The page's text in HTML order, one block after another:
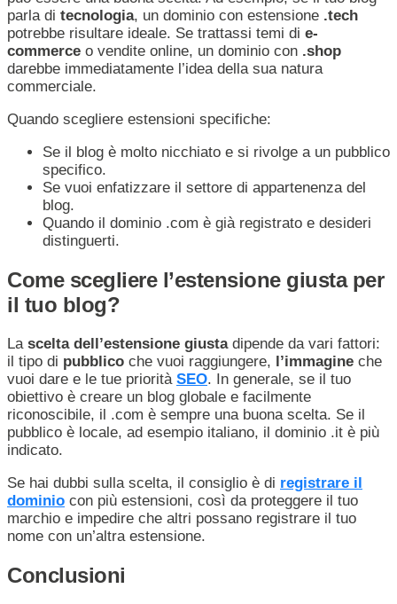
parla di tecnologia, un dominio con estensione .tech
potrebbe risultare ideale. Se trattassi temi di e-
commerce o vendite online, un dominio con .shop
darebbe immediatamente l’idea della sua natura
commerciale.
Quando scegliere estensioni specifiche:
Se il blog è molto nicchiato e si rivolge a un pubblico
specifico.
Se vuoi enfatizzare il settore di appartenenza del
blog.
Quando il dominio .com è già registrato e desideri
distinguerti.
Come scegliere l’estensione giusta per
il tuo blog?
La scelta dell’estensione giusta dipende da vari fattori:
il tipo di pubblico che vuoi raggiungere, l’immagine che
vuoi dare e le tue priorità SEO. In generale, se il tuo
obiettivo è creare un blog globale e facilmente
riconoscibile, il .com è sempre una buona scelta. Se il
pubblico è locale, ad esempio italiano, il dominio .it è più
indicato.
Se hai dubbi sulla scelta, il consiglio è di registrare il
dominio con più estensioni, così da proteggere il tuo
marchio e impedire che altri possano registrare il tuo
nome con un’altra estensione.
Conclusioni